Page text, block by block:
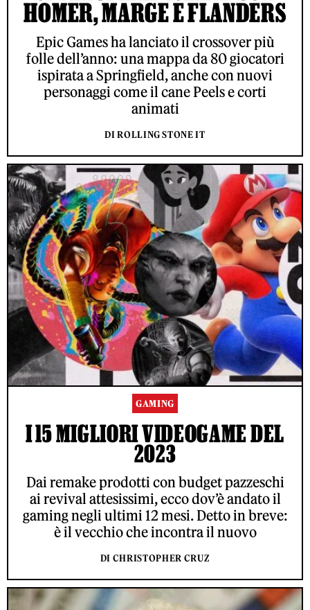
HOMER, MARGE E FLANDERS
Epic Games ha lanciato il crossover più
folle dell’anno: una mappa da 80 giocatori
ispirata a Springfield, anche con nuovi
personaggi come il cane Peels e corti
animati
DI ROLLING STONE IT
GAMING
I 15 MIGLIORI VIDEOGAME DEL
2023
Dai remake prodotti con budget pazzeschi
ai revival attesissimi, ecco dov’è andato il
gaming negli ultimi 12 mesi. Detto in breve:
è il vecchio che incontra il nuovo
DI CHRISTOPHER CRUZ